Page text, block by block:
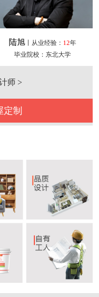
陆旭丨从业经验： 12年
毕业院校：东北大学
师 >
定制